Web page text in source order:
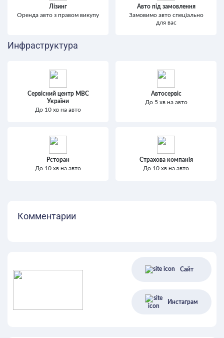
Лізинг
Оренда авто з правом викупу
Авто під замовлення
Замовимо авто спеціально
для вас
Инфраструктура
Сервісний центр МВС
України
До 10 хв на авто
Автосервіс
До 5 хв на авто
Рсторан
До 10 хв на авто
Страхова компанія
До 10 хв на авто
Комментарии
Сайт
Инстаграм